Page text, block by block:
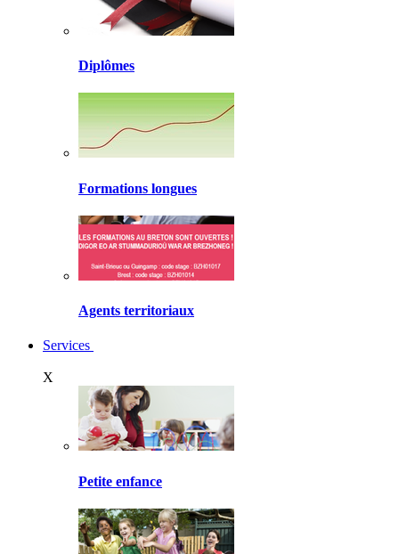
Diplômes
Formations longues
Agents territoriaux
Services
X
Petite enfance